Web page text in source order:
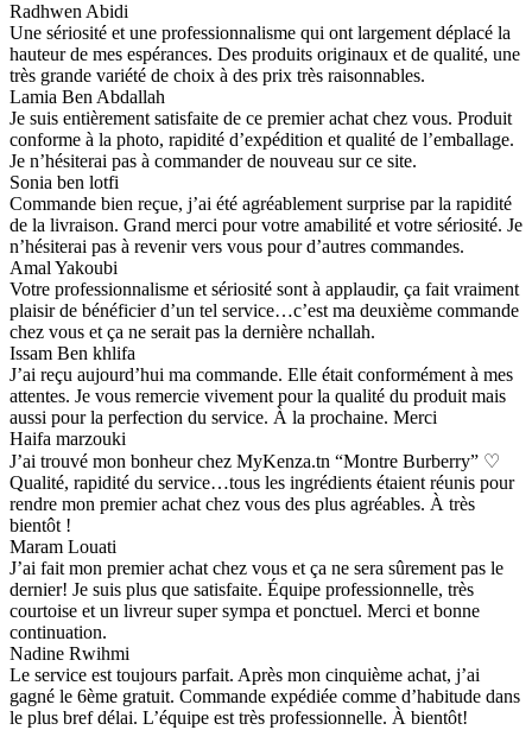
Radhwen Abidi
Une sériosité et une professionnalisme qui ont largement déplacé la
hauteur de mes espérances. Des produits originaux et de qualité, une
très grande variété de choix à des prix très raisonnables.
Lamia Ben Abdallah
Je suis entièrement satisfaite de ce premier achat chez vous. Produit
conforme à la photo, rapidité d’expédition et qualité de l’emballage.
Je n’hésiterai pas à commander de nouveau sur ce site.
Sonia ben lotfi
Commande bien reçue, j’ai été agréablement surprise par la rapidité
de la livraison. Grand merci pour votre amabilité et votre sériosité. Je
n’hésiterai pas à revenir vers vous pour d’autres commandes.
Amal Yakoubi
Votre professionnalisme et sériosité sont à applaudir, ça fait vraiment
plaisir de bénéficier d’un tel service…c’est ma deuxième commande
chez vous et ça ne serait pas la dernière nchallah.
Issam Ben khlifa
J’ai reçu aujourd’hui ma commande. Elle était conformément à mes
attentes. Je vous remercie vivement pour la qualité du produit mais
aussi pour la perfection du service. À la prochaine. Merci
Haifa marzouki
J’ai trouvé mon bonheur chez MyKenza.tn “Montre Burberry” ♡
Qualité, rapidité du service…tous les ingrédients étaient réunis pour
rendre mon premier achat chez vous des plus agréables. À très
bientôt !
Maram Louati
J’ai fait mon premier achat chez vous et ça ne sera sûrement pas le
dernier! Je suis plus que satisfaite. Équipe professionnelle, très
courtoise et un livreur super sympa et ponctuel. Merci et bonne
continuation.
Nadine Rwihmi
Le service est toujours parfait. Après mon cinquième achat, j’ai
gagné le 6ème gratuit. Commande expédiée comme d’habitude dans
le plus bref délai. L’équipe est très professionnelle. À bientôt!